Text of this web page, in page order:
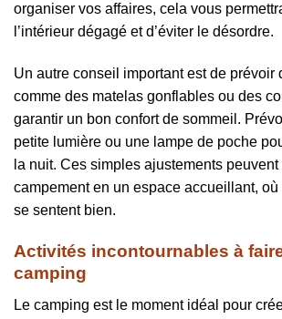
organiser vos affaires, cela vous
l’intérieur dégagé et d’éviter le désordre.
Un autre conseil important est de prévoir
comme des matelas gonflables ou des
garantir un bon confort de sommeil.
petite lumière ou une lampe de poche
la nuit. Ces simples ajustements
campement en un espace accueillant,
se sentent bien.
Activités incontournables à
camping
Le camping est le moment idéal pour